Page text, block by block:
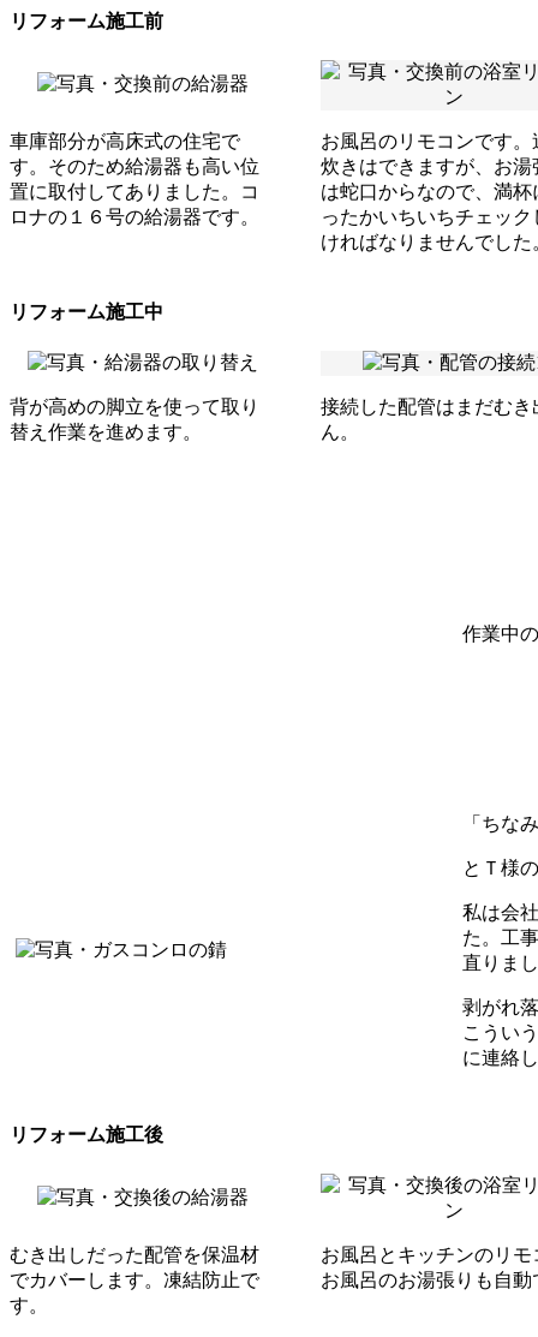
リフォーム施工前
車庫部分が高床式の住宅で
す。そのため給湯器も高い位
置に取付してありました。コ
ロナの１６号の給湯器です。
お風呂のリモコンです。
炊きはできますが、お湯
は蛇口からなので、満杯
ったかいちいちチェック
ければなりませんでした
リフォーム施工中
背が高めの脚立を使って取り
替え作業を進めます。
接続した配管はまだむ
ん。
作業中
「ちな
とＴ様
私は会
た。工
直りま
剥がれ
こうい
に連絡
リフォーム施工後
むき出しだった配管を保温材
でカバーします。凍結防止で
す。
お風呂とキッチンのリ
お風呂のお湯張りも自